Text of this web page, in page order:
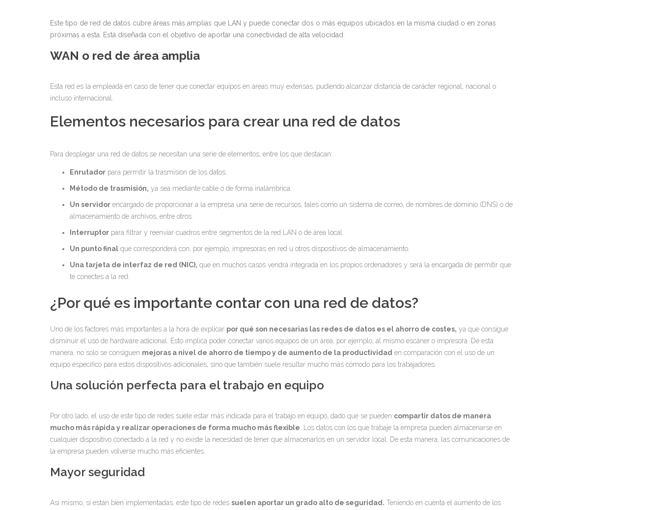
Este tipo de red de datos cubre áreas más amplias que LAN y puede conectar dos o más equipos ubicados en la misma ciudad o en zonas
próximas a esta. Está diseñada con el objetivo de aportar una conectividad de alta velocidad.
WAN o red de área amplia
Esta red es la empleada en caso de tener que conectar equipos en áreas muy extensas, pudiendo alcanzar distancia de carácter regional, nacional o
incluso internacional.
Elementos necesarios para crear una red de datos
Para desplegar una red de datos se necesitan una serie de elementos, entre los que destacan:
Enrutador para permitir la trasmisión de los datos.
Método de trasmisión, ya sea mediante cable o de forma inalámbrica.
Un servidor encargado de proporcionar a la empresa una serie de recursos, tales como un sistema de correo, de nombres de dominio (DNS) o de
almacenamiento de archivos, entre otros.
Interruptor para filtrar y reenviar cuadros entre segmentos de la red LAN o de área local.
Un punto final que corresponderá con, por ejemplo, impresoras en red u otros dispositivos de almacenamiento.
Una tarjeta de interfaz de red (NIC), que en muchos casos vendrá integrada en los propios ordenadores y será la encargada de permitir que
te conectes a la red.
¿Por qué es importante contar con una red de datos?
Uno de los factores más importantes a la hora de explicar por qué son necesarias las redes de datos es el ahorro de costes, ya que consigue
disminuir el uso de hardware adicional. Esto implica poder conectar varios equipos de un área, por ejemplo, al mismo escáner o impresora. De esta
manera, no solo se consiguen mejoras a nivel de ahorro de tiempo y de aumento de la productividad en comparación con el uso de un
equipo específico para estos dispositivos adicionales, sino que también suele resultar mucho más cómodo para los trabajadores.
Una solución perfecta para el trabajo en equipo
Por otro lado, el uso de este tipo de redes suele estar más indicada para el trabajo en equipo, dado que se pueden compartir datos de manera
mucho más rápida y realizar operaciones de forma mucho más flexible . Los datos con los que trabaje la empresa pueden almacenarse en
cualquier dispositivo conectado a la red y no existe la necesidad de tener que almacenarlos en un servidor local. De esta manera, las comunicaciones de
la empresa pueden volverse mucho más eficientes.
Mayor seguridad
Así mismo, si están bien implementadas, este tipo de redes suelen aportar un grado alto de seguridad. Teniendo en cuenta el aumento de los